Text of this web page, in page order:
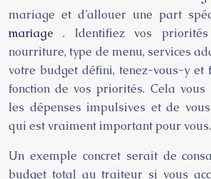
mariage et d’allouer une part
mariage. Identifiez vos
nourriture, type de menu, services
votre budget défini, tenez-vous-y et
fonction de vos priorités. Cela vous
les dépenses impulsives et de
qui est vraiment important pour vous.
Un exemple concret serait de
budget total au traiteur si vous